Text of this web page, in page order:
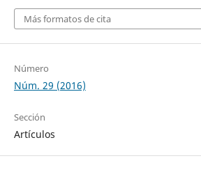
Más formatos de cita
Número
Núm. 29 (2016)
Sección
Artículos